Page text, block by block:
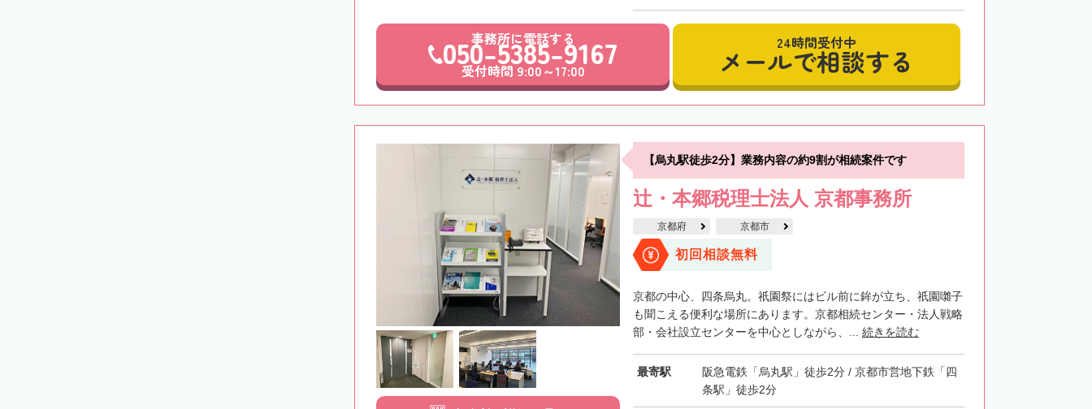
事務所に電話する
050-5385-9167
受付時間 9:00～17:00
24時間受付中
メールで相談する
【烏丸駅徒歩2分】業務内容の約9割が相続案件です
辻・本郷税理士法人 京都事務所
京都府 京都市
初回相談無料
京都の中心、四条烏丸。祇園祭にはビル前に鉾が立ち、祇園囃子
も聞こえる便利な場所にあります。京都相続センター・法人戦略
部・会社設立センターを中心としながら、... 続きを読む
最寄駅
阪急電鉄「烏丸駅」徒歩2分 / 京都市営地下鉄「四
条駅」徒歩2分